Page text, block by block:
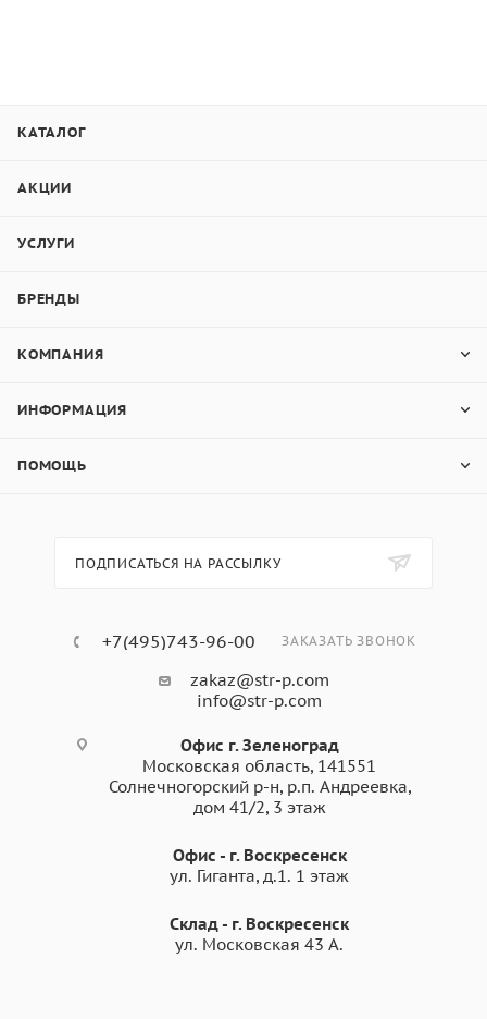
КАТАЛОГ
АКЦИИ
УСЛУГИ
БРЕНДЫ
КОМПАНИЯ
ИНФОРМАЦИЯ
ПОМОЩЬ
ПОДПИСАТЬСЯ НА РАССЫЛКУ
+7(495)743-96-00 ЗАКАЗАТЬ ЗВОНОК
zakaz@str-p.com
info@str-p.com
Офис г. Зеленоград
Московская область, 141551
Солнечногорский р-н, р.п. Андреевка,
дом 41/2, 3 этаж
Офис - г. Воскресенск
ул. Гиганта, д.1. 1 этаж
Склад - г. Воскресенск
ул. Московская 43 А.